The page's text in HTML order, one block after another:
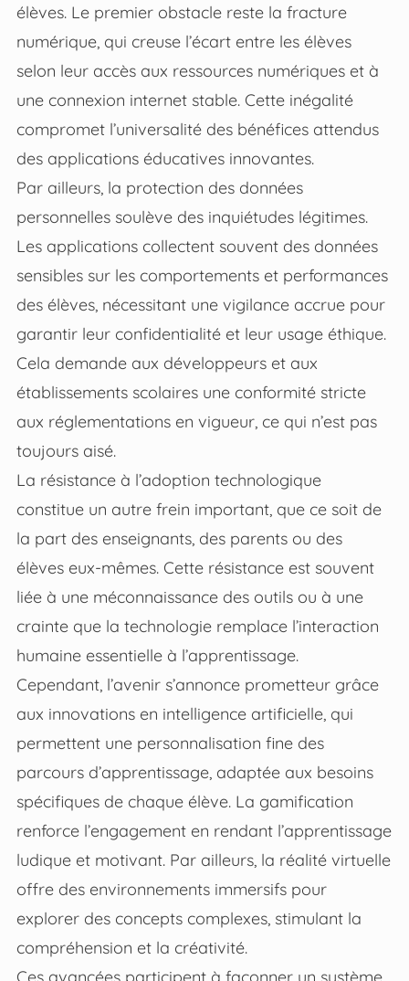
élèves. Le premier obstacle reste la fracture
numérique, qui creuse l’écart entre les élèves
selon leur accès aux ressources numériques et à
une connexion internet stable. Cette inégalité
compromet l’universalité des bénéfices attendus
des applications éducatives innovantes.
Par ailleurs, la protection des données
personnelles soulève des inquiétudes légitimes.
Les applications collectent souvent des données
sensibles sur les comportements et performances
des élèves, nécessitant une vigilance accrue pour
garantir leur confidentialité et leur usage éthique.
Cela demande aux développeurs et aux
établissements scolaires une conformité stricte
aux réglementations en vigueur, ce qui n’est pas
toujours aisé.
La résistance à l’adoption technologique
constitue un autre frein important, que ce soit de
la part des enseignants, des parents ou des
élèves eux-mêmes. Cette résistance est souvent
liée à une méconnaissance des outils ou à une
crainte que la technologie remplace l’interaction
humaine essentielle à l’apprentissage.
Cependant, l’avenir s’annonce prometteur grâce
aux innovations en intelligence artificielle, qui
permettent une personnalisation fine des
parcours d’apprentissage, adaptée aux besoins
spécifiques de chaque élève. La gamification
renforce l’engagement en rendant l’apprentissage
ludique et motivant. Par ailleurs, la réalité virtuelle
offre des environnements immersifs pour
explorer des concepts complexes, stimulant la
compréhension et la créativité.
Ces avancées participent à façonner un système